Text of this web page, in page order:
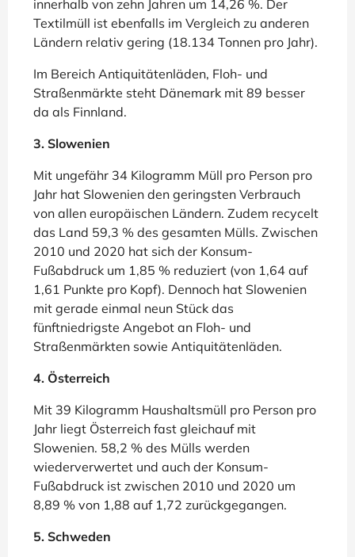
innerhalb von zehn Jahren um 14,26 %. Der
Textilmüll ist ebenfalls im Vergleich zu anderen
Ländern relativ gering (18.134 Tonnen pro Jahr).
Im Bereich Antiquitätenläden, Floh- und
Straßenmärkte steht Dänemark mit 89 besser
da als Finnland.
3. Slowenien
Mit ungefähr 34 Kilogramm Müll pro Person pro
Jahr hat Slowenien den geringsten Verbrauch
von allen europäischen Ländern. Zudem recycelt
das Land 59,3 % des gesamten Mülls. Zwischen
2010 und 2020 hat sich der Konsum-
Fußabdruck um 1,85 % reduziert (von 1,64 auf
1,61 Punkte pro Kopf). Dennoch hat Slowenien
mit gerade einmal neun Stück das
fünftniedrigste Angebot an Floh- und
Straßenmärkten sowie Antiquitätenläden.
4. Österreich
Mit 39 Kilogramm Haushaltsmüll pro Person pro
Jahr liegt Österreich fast gleichauf mit
Slowenien. 58,2 % des Mülls werden
wiederverwertet und auch der Konsum-
Fußabdruck ist zwischen 2010 und 2020 um
8,89 % von 1,88 auf 1,72 zurückgegangen.
5. Schweden